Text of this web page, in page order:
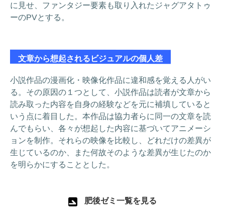
に見せ、ファンタジー要素も取り入れたジャグアタトゥ
ーのPVとする。
文章から想起されるビジュアルの個人差
小説作品の漫画化・映像化作品に違和感を覚える人がい
る。その原因の１つとして、小説作品は読者が文章から
読み取った内容を自身の経験などを元に補填していると
いう点に着目した。本作品は協力者らに同一の文章を読
んでもらい、各々が想起した内容に基づいてアニメーシ
ョンを制作。それらの映像を比較し、どれだけの差異が
生じているのか、また何故そのような差異が生じたのか
を明らかにすることとした。
肥後ゼミ一覧を見る